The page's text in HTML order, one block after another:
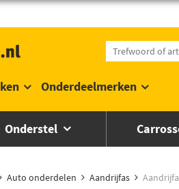
Onderdeelmerken
Onderstel
Auto onderdelen Aandrijfas